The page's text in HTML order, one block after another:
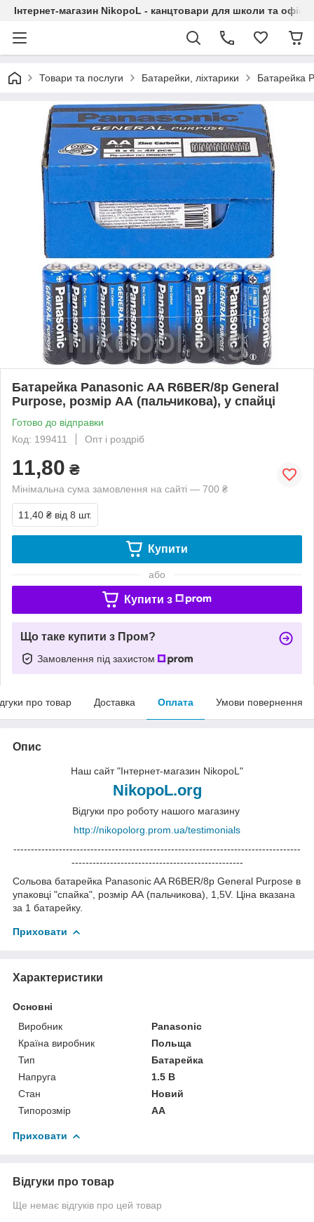
Інтернет-магазин NikopoL - канцтовари для школи та офісу
Товари та послуги Батарейки, ліхтарики Батарейка
Батарейка Panasonic AA R6BER/8p General
Purpose, розмір АА (пальчикова), у спайці
Готово до відправки
Код: 199411
Опт і роздріб
11,80 ₴
Мінімальна сума замовлення на сайті — 700 ₴
11,40 ₴ від 8 шт.
Купити
або
Купити з
Що таке купити з Пром?
Замовлення під захистом
про товар Доставка Оплата Умови повернення
Опис
Наш сайт "Інтернет-магазин NikopoL"
NikopoL.org
Відгуки про роботу нашого магазину
http://nikopolorg.prom.ua/testimonials
----------------------------------------------------------------------------------
-------------------------------------------------
Сольова батарейка Panasonic AA R6BER/8p General Purpose в
упаковці "спайка", розмір АА (пальчикова), 1,5V. Ціна вказана
за 1 батарейку.
Приховати
Характеристики
Основні
Виробник
Panasonic
Країна виробник
Польща
Тип
Батарейка
Напруга
1.5 В
Стан
Новий
Типорозмір
AA
Приховати
Відгуки про товар
Ще немає відгуків про цей товар